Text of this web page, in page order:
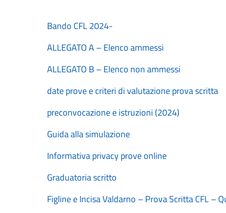
Bando CFL 2024-
ALLEGATO A – Elenco ammessi
ALLEGATO B – Elenco non ammessi
date prove e criteri di valutazione prova scritta
preconvocazione e istruzioni (2024)
Guida alla simulazione
Informativa privacy prove online
Graduatoria scritto
Figline e Incisa Valdarno – Prova Scritta CFL –